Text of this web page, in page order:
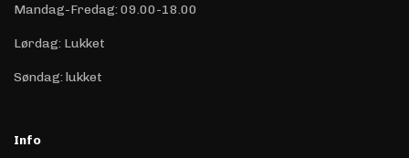
Mandag-Fredag: 09.00-18.00
Lørdag: Lukket
Søndag: lukket
Info